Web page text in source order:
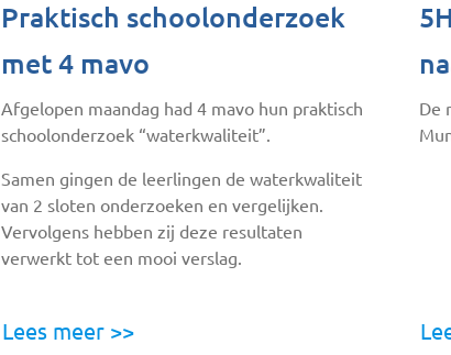
Praktisch schoolonderzoek
met 4 mavo
Afgelopen maandag had 4 mavo hun praktisch
schoolonderzoek “waterkwaliteit”.
Samen gingen de leerlingen de waterkwaliteit
van 2 sloten onderzoeken en vergelijken.
Vervolgens hebben zij deze resultaten
verwerkt tot een mooi verslag.
Lees meer >>
De